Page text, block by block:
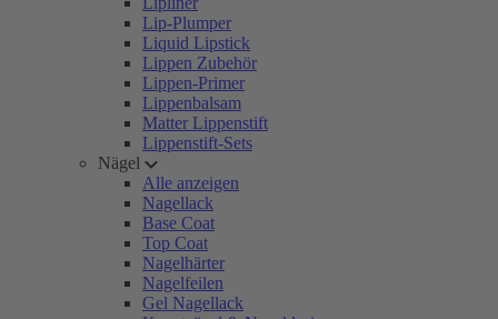
Lip-Plumper
Liquid Lipstick
Lippen Zubehör
Lippen-Primer
Lippenbalsam
Matter Lippenstift
Lippenstift-Sets
Nägel
Alle anzeigen
Nagellack
Base Coat
Top Coat
Nagelhärter
Nagelfeilen
Gel Nagellack